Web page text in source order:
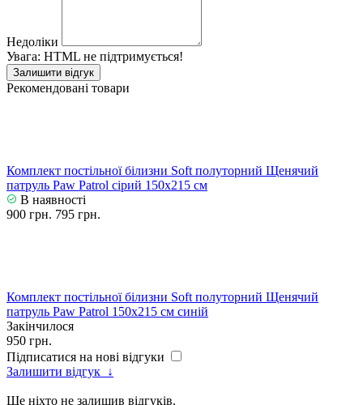
Недоліки
Увага: HTML не підтримується!
Залишити відгук
Рекомендовані товари
Комплект постільної білизни Soft полуторний Щенячий
патруль Paw Patrol сірий 150х215 см
В наявності
900 грн. 795 грн.
Комплект постільної білизни Soft полуторний Щенячий
патруль Paw Patrol 150х215 см синій
Закінчилося
950 грн.
Підписатися на нові відгуки
Залишити відгук ↓
Ще ніхто не залишив відгуків.